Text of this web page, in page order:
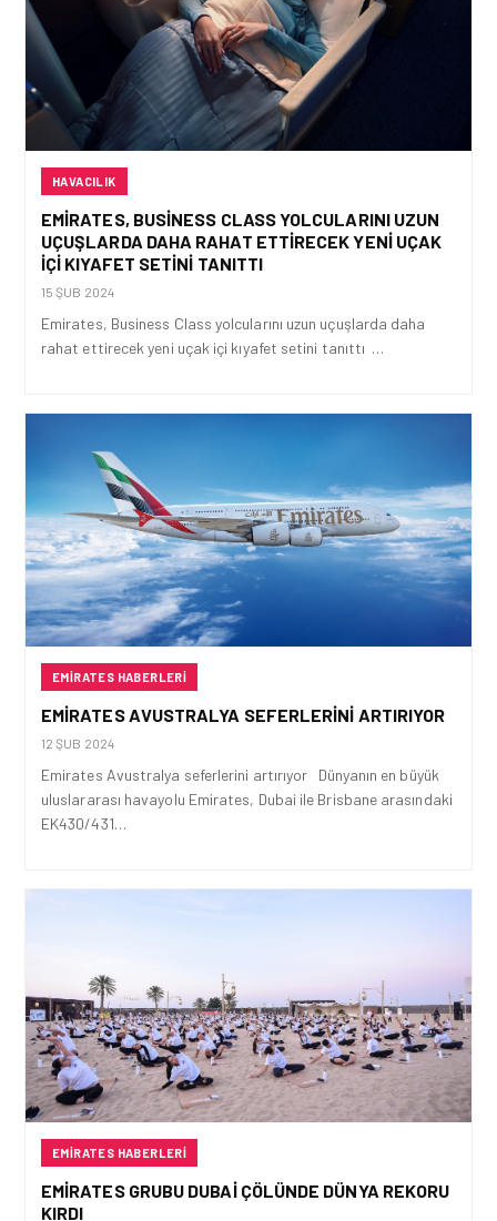
HAVACILIK
EMIRATES, BUSINESS CLASS YOLCULARINI UZUN
UÇUŞLARDA DAHA RAHAT ETTIRECEK YENI UÇAK
IÇI KIYAFET SETINI TANITTI
15 ŞUB 2024
Emirates, Business Class yolcularını uzun uçuşlarda daha
rahat ettirecek yeni uçak içi kıyafet setini tanıttı …
EMIRATES HABERLERI
EMIRATES AVUSTRALYA SEFERLERINI ARTIRIYOR
12 ŞUB 2024
Emirates Avustralya seferlerini artırıyor Dünyanın en büyük
uluslararası havayolu Emirates, Dubai ile Brisbane arasındaki
EK430/431…
EMIRATES HABERLERI
EMIRATES GRUBU DUBAI ÇÖLÜNDE DÜNYA REKORU
KIRDI